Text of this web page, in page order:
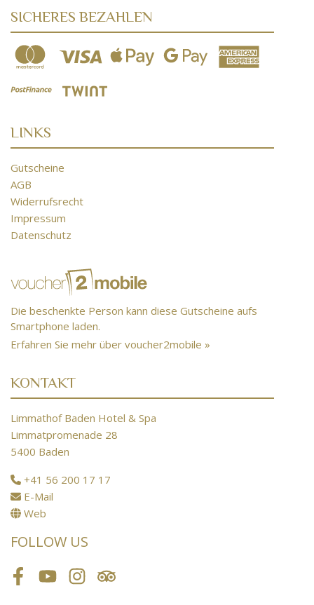
SICHERES BEZAHLEN
LINKS
Gutscheine
AGB
Widerrufsrecht
Impressum
Datenschutz
Die beschenkte Person kann diese Gutscheine aufs
Smartphone laden.
Erfahren Sie mehr über voucher2mobile »
KONTAKT
Limmathof Baden Hotel & Spa
Limmatpromenade 28
5400 Baden
+41 56 200 17 17
E-Mail
Web
FOLLOW US
FacebookYoutubeInstagramTripadvisor